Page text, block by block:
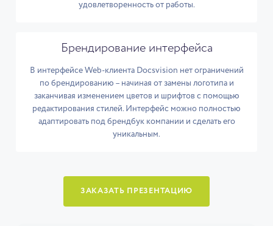
удовлетворенность от работы.
Брендирование интерфейса
В интерфейсе Web-клиента Docsvision нет ограничений
по брендированию – начиная от замены логотипа и
заканчивая изменением цветов и шрифтов с помощью
редактирования стилей. Интерфейс можно полностью
адаптировать под брендбук компании и сделать его
уникальным.
ЗАКАЗАТЬ ПРЕЗЕНТАЦИЮ